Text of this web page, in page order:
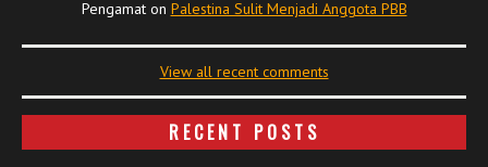
Pengamaton Palestina Sulit Menjadi Anggota PBB
View all recent comments
RECENT POSTS